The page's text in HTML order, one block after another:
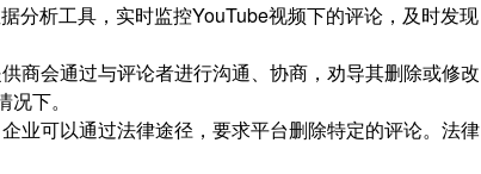
分析工具，实时监控YouTube视频下的评论，及时发现
商会通过与评论者进行沟通、协商，劝导其删除或修改
下。
业可以通过法律途径，要求平台删除特定的评论。法律